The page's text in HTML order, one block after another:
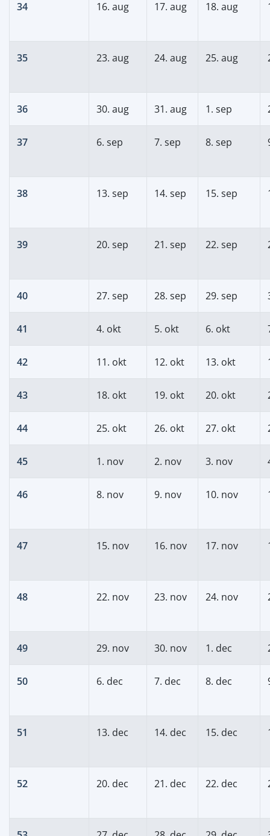
34 16. aug 17. aug 18. aug
35 23. aug 24. aug 25. aug
36 30. aug 31. aug 1. sep
37 6. sep 7. sep 8. sep
38 13. sep 14. sep 15. sep
39 20. sep 21. sep 22. sep
40 27. sep 28. sep 29. sep
41 4. okt 5. okt 6. okt
42 11. okt 12. okt 13. okt
43 18. okt 19. okt 20. okt
44 25. okt 26. okt 27. okt
45 1. nov 2. nov 3. nov
46 8. nov 9. nov 10. nov
47 15. nov 16. nov 17. nov
48 22. nov 23. nov 24. nov
49 29. nov 30. nov 1. dec
50 6. dec 7. dec 8. dec
51 13. dec 14. dec 15. dec
52 20. dec 21. dec 22. dec